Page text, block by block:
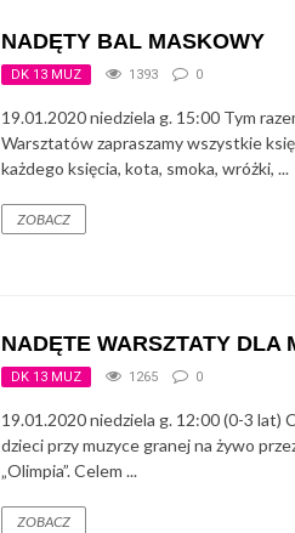
NADĘTY BAL MASKOWY
DK 13 MUZ 1393 0
19.01.2020 niedziela g. 15:00 Tym
Warsztatów zapraszamy wszystkie
każdego księcia, kota, smoka, wróżki, ...
ZOBACZ
NADĘTE WARSZTATY DLA
DK 13 MUZ 1265 0
19.01.2020 niedziela g. 12:00 (0-3 lat)
dzieci przy muzyce granej na żywo
„Olimpia”. Celem ...
ZOBACZ